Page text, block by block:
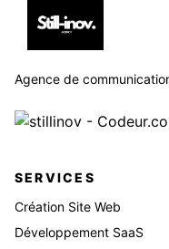
Agence de
SERVICES
Création Site Web
Développement SaaS